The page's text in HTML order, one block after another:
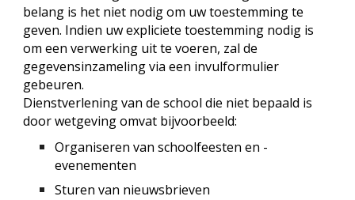
belang is het niet nodig om uw toestemming te
geven. Indien uwexpliciete toestemming nodig is
om een verwerking uit te voeren, zal de
gegevensinzameling via een invulformulier
gebeuren.
Dienstverlening van de school die niet bepaald is
door wetgeving omvat bijvoorbeeld:
Organiseren van schoolfeesten en -
evenementen
Sturen van nieuwsbrieven